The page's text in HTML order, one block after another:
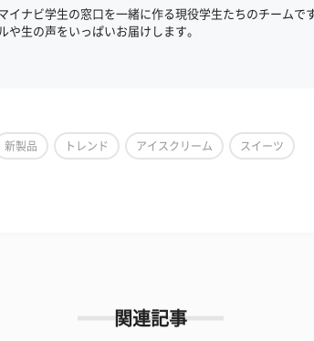
イナビ学生の窓口を一緒に作る現役学生たちのチームで
ルや生の声をいっぱいお届けします。
新製品 トレンド アイスクリーム スイーツ
関連記事